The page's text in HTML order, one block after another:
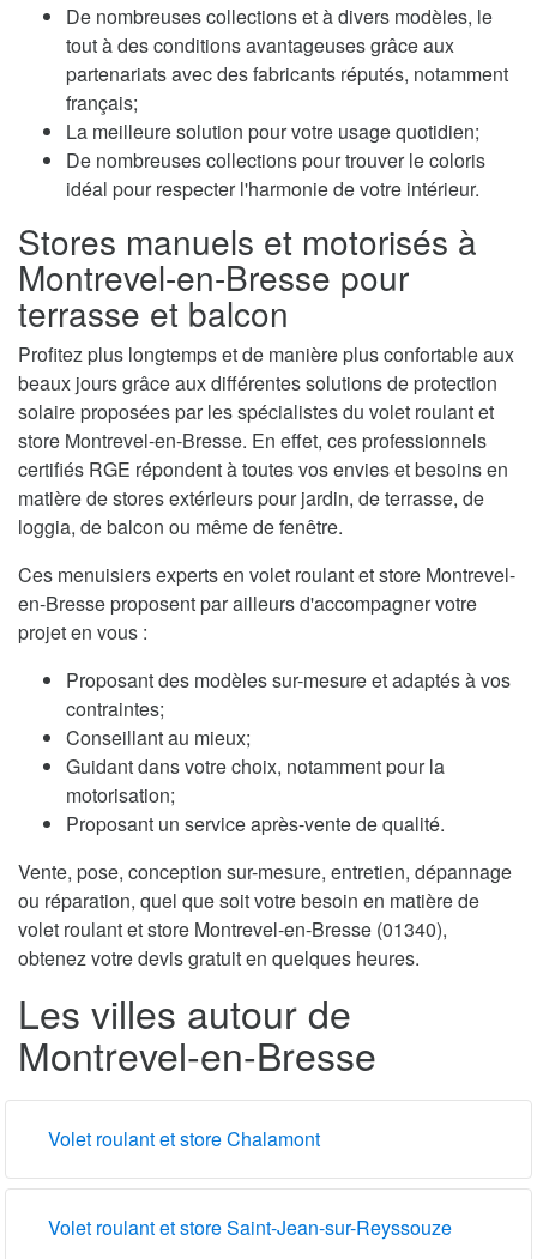
De nombreuses collections et à divers modèles, le
tout à des conditions avantageuses grâce aux
partenariats avec des fabricants réputés, notamment
français;
La meilleure solution pour votre usage quotidien;
De nombreuses collections pour trouver le coloris
idéal pour respecter l'harmonie de votre intérieur.
Stores manuels et motorisés à
Montrevel-en-Bresse pour
terrasse et balcon
Profitez plus longtemps et de manière plus confortable aux
beaux jours grâce aux différentes solutions de protection
solaire proposées par les spécialistes du volet roulant et
store Montrevel-en-Bresse. En effet, ces professionnels
certifiés RGE répondent à toutes vos envies et besoins en
matière de stores extérieurs pour jardin, de terrasse, de
loggia, de balcon ou même de fenêtre.
Ces menuisiers experts en volet roulant et store Montrevel-
en-Bresse proposent par ailleurs d'accompagner votre
projet en vous :
Proposant des modèles sur-mesure et adaptés à vos
contraintes;
Conseillant au mieux;
Guidant dans votre choix, notamment pour la
motorisation;
Proposant un service après-vente de qualité.
Vente, pose, conception sur-mesure, entretien, dépannage
ou réparation, quel que soit votre besoin en matière de
volet roulant et store Montrevel-en-Bresse (01340),
obtenez votre devis gratuit en quelques heures.
Les villes autour de
Montrevel-en-Bresse
Volet roulant et store Chalamont
Volet roulant et store Saint-Jean-sur-Reyssouze